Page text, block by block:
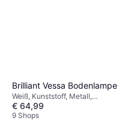
Brilliant Vessa Bodenlampe
Weiß, Kunststoff, Metall,
Lampensockel: E27
€ 64,99
9 Shops